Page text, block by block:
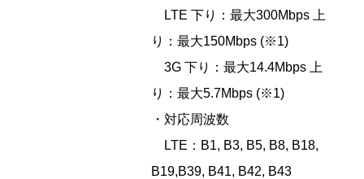
LTE 下り：最大300Mbps 上
り：最大150Mbps (※1)
3G 下り：最大14.4Mbps 上
り：最大5.7Mbps (※1)
・対応周波数
LTE：B1, B3, B5, B8, B18,
B19,B39, B41, B42, B43